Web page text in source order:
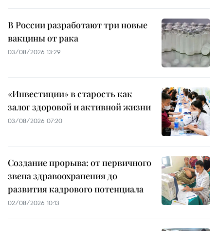
В России разработают три новые
вакцины от рака
03/08/2026 13:29
«Инвестиции» в старость как
залог здоровой и активной жизни
03/08/2026 07:20
Создание прорыва: от первичного
звена здравоохранения до
развития кадрового потенциала
02/08/2026 10:13